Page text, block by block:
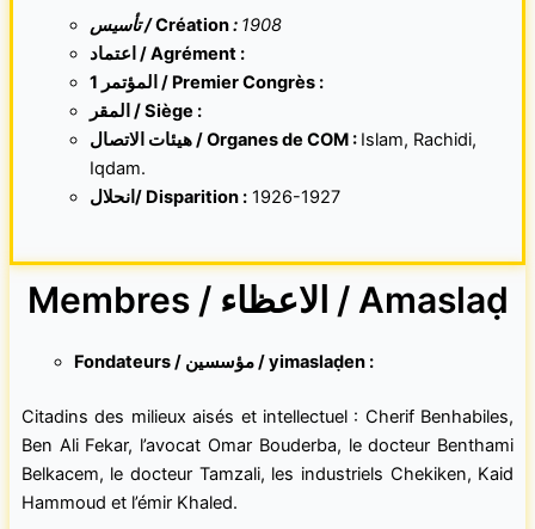
تأسيس /Création: 1908
اعتماد / Agrément :
1 المؤتمر / Premier Congrès :
المقر /Siège :
هيئات الاتصال / Organes de COM : Islam, Rachidi,
Iqdam.
انحلال/ Disparition :1926-1927
Membres / الاعظاء / Amaslaḍ
Fondateurs / مؤسسين / yimaslaḍen :
Citadins des milieux aisés et intellectuel : Cherif Benhabiles,
Ben Ali Fekar, l’avocat Omar Bouderba, le docteur Benthami
Belkacem, le docteur Tamzali, les industriels Chekiken, Kaid
Hammoud et l’émir Khaled.